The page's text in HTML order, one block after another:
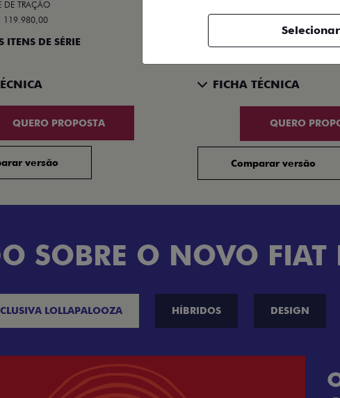
DE TRAÇÃO
119.980,00
ITENS DE SÉRIE
QUERO PROPOSTA
versão
A PARTIR DE R$ 103.990,00
+ VER MAIS ITENS DE SÉRIE
FICHA TÉCNICA
QUERO
Comparar versão
SOBRE O NOVO FIAT
LOLLAPALOOZA HÍBRIDOS DESIGN
Selecionar